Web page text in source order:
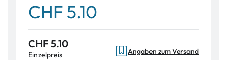
CHF 5.10
CHF 5.10
Einzelpreis Angaben zum Versand